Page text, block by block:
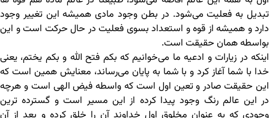
تبدیل به فعلیت می‌شود. در بطن وجود مادی همیشه این تغییر وجود
دارد و همیشه از قوه و استعداد بسوی فعلیت در حال حرکت است و این
بواسطه همان حقیقت است.
اینکه در زیارات و ادعیه ما می‌خوانیم که بکم فتح الله و بکم یختم، یعنی
خدا با شما آغاز کرد و با شما به پایان می‌رساند، معنایش همین است که
این حقیقت صادر و تعین اول است که واسطه فیض الهی است و هرچه
در این عالم رنگ وجود پیدا کرده از این مسیر است و گسترده ترین